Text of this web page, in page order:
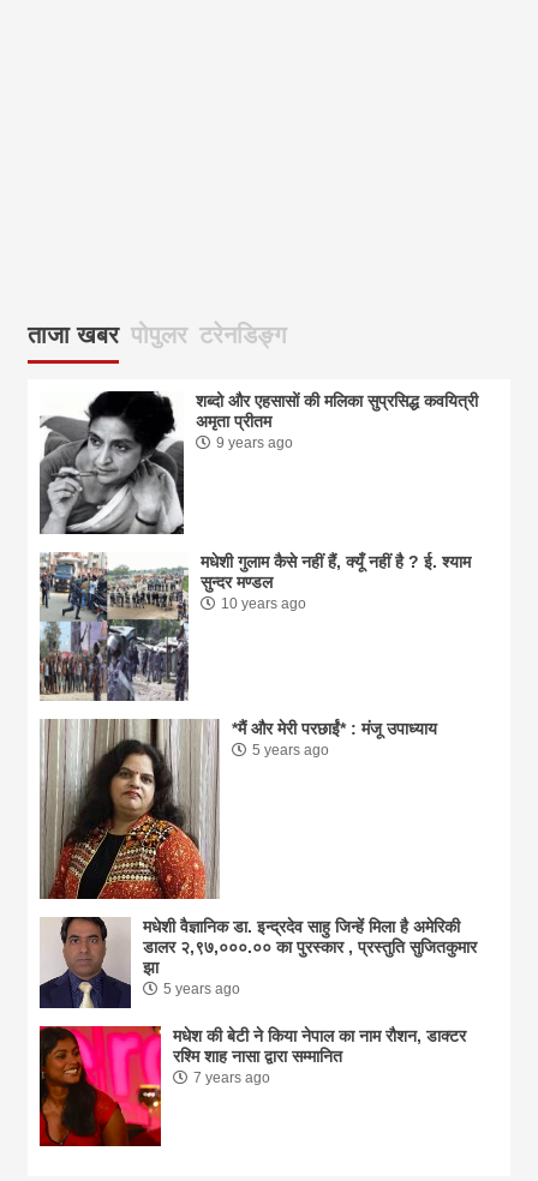
ताजा खबर पोपुलर टरेनडिङ्ग
शब्दो और एहसासों की मलिका सुप्रसिद्ध कवयित्री
अमृता प्रीतम
9 years ago
मधेशी गुलाम कैसे नहीं हैं, क्यूँ नहीं है ? ई. श्याम
सुन्दर मण्डल
10 years ago
*मैं और मेरी परछाईं* : मंजू उपाध्याय
5 years ago
मधेशी वैज्ञानिक डा. इन्द्रदेव साहु जिन्हें मिला है अमेरिकी
डालर २,९७,०००.०० का पुरस्कार , प्रस्तुति सुजितकुमार
झा
5 years ago
मधेश की बेटी ने किया नेपाल का नाम राैशन, डाक्टर
रश्मि शाह नासा द्वारा सम्मानित
7 years ago